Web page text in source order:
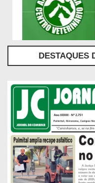
DESTAQUES